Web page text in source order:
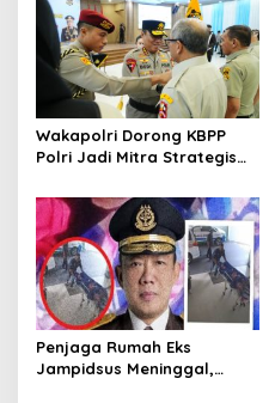
Wakapolri Dorong KBPP
Polri Jadi Mitra Strategis
Penjaga Rumah Eks
Jampidsus Meninggal,